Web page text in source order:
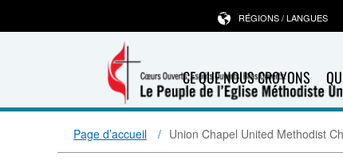
CE QUE NOUS CROYONS
RÉGIONS / LANGUES
Page d’accueil Union Chapel United Methodist